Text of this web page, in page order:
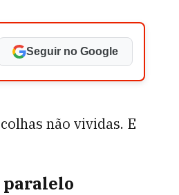
Seguir no Google
não vividas. E
paralelo